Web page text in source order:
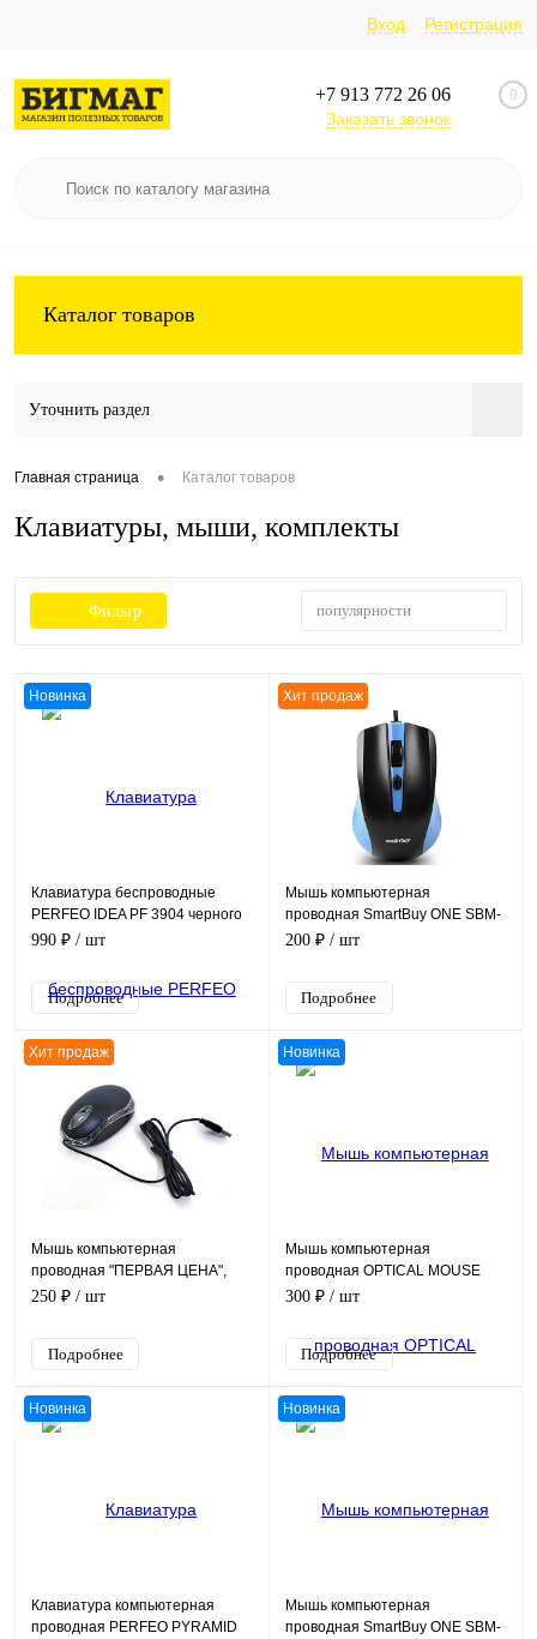
Вход Регистрация
+7 913 772 26 06
Заказать звонок
0
Каталог товаров
Уточнить раздел
Главная страница • Каталог товаров
Клавиатуры, мыши, комплекты
Фильтр популярности
Новинка
Клавиатура беспроводные
PERFEO IDEA PF 3904 черного
цвета
990 ₽ / шт
Подробнее
Хит продаж
Мышь компьютерная
проводная SmartBuy ONE SBM-
352-K, синяя/черная, кабель 1,2
200 ₽ / шт
Подробнее
Хит продаж
Мышь компьютерная
проводная "ПЕРВАЯ ЦЕНА",
кабель 1,15 м
250 ₽ / шт
Подробнее
Новинка
Мышь компьютерная
проводная OPTICAL MOUSE
YR-3007, кабель 1,2 м
300 ₽ / шт
Подробнее
Новинка
Клавиатура компьютерная
проводная PERFEO PYRAMID
Новинка
Мышь компьютерная
проводная SmartBuy ONE SBM-